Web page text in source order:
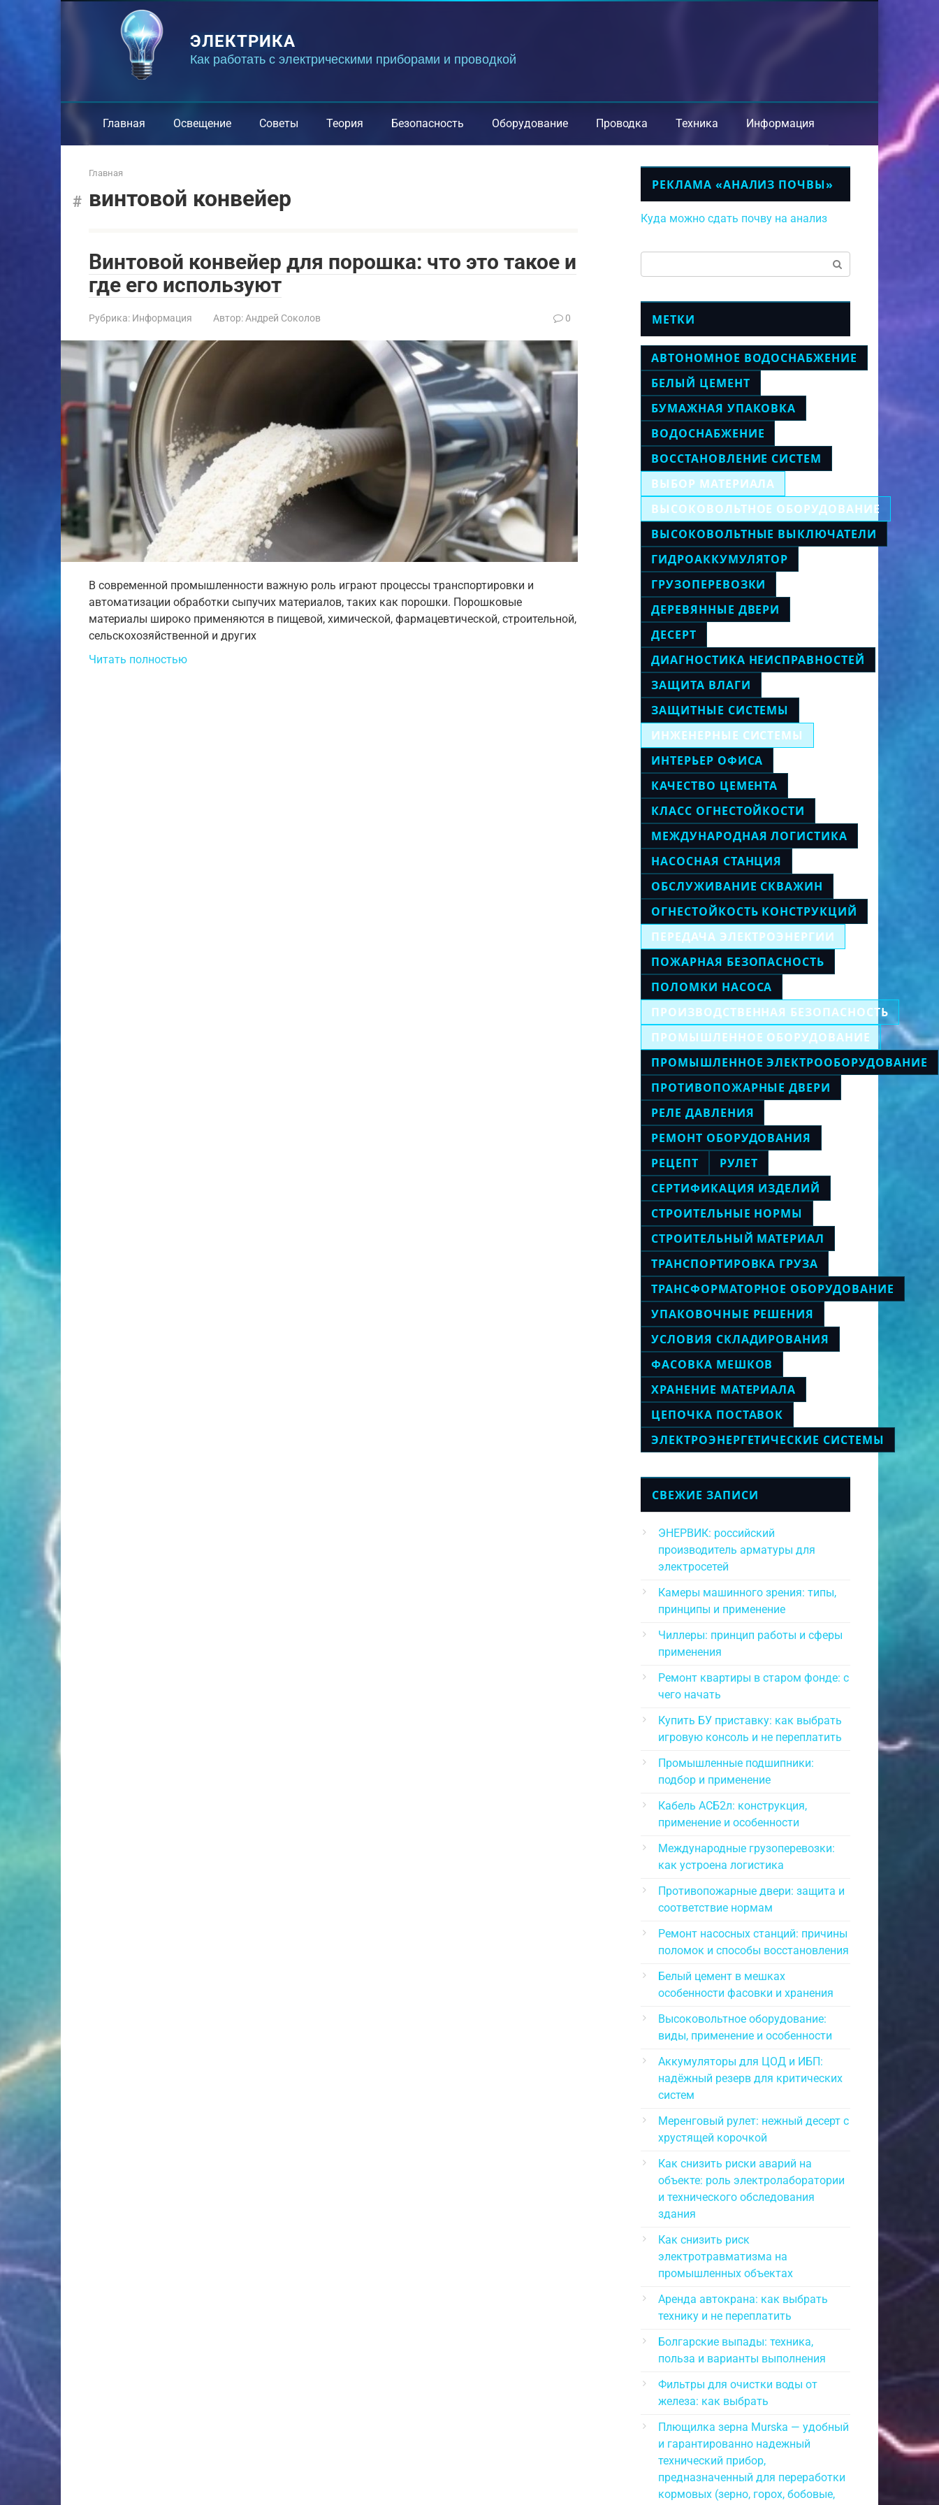
ЭЛЕКТРИКА
Как работать с электрическими приборами и проводкой
Главная Освещение Советы Теория Безопасность Оборудование Проводка Техника Информация
Главная
винтовой конвейер
Винтовой конвейер для порошка: что это такое и
где его используют
Рубрика: Информация Автор: Андрей Соколов 0
В современной промышленности важную роль играют процессы транспортировки и
автоматизации обработки сыпучих материалов, таких как порошки. Порошковые
материалы широко применяются в пищевой, химической, фармацевтической, строительной,
сельскохозяйственной и других
Читать полностью
РЕКЛАМА «АНАЛИЗ ПОЧВЫ»
Куда можно сдать почву на анализ
МЕТКИ
АВТОНОМНОЕ ВОДОСНАБЖЕНИЕ
БЕЛЫЙ ЦЕМЕНТ
БУМАЖНАЯ УПАКОВКА
ВОДОСНАБЖЕНИЕ
ВОССТАНОВЛЕНИЕ СИСТЕМ
ВЫБОР МАТЕРИАЛА
ВЫСОКОВОЛЬТНОЕ ОБОРУДОВАНИЕ
ВЫСОКОВОЛЬТНЫЕ ВЫКЛЮЧАТЕЛИ
ГИДРОАККУМУЛЯТОР
ГРУЗОПЕРЕВОЗКИ
ДЕРЕВЯННЫЕ ДВЕРИ
ДЕСЕРТ
ДИАГНОСТИКА НЕИСПРАВНОСТЕЙ
ЗАЩИТА ВЛАГИ
ЗАЩИТНЫЕ СИСТЕМЫ
ИНЖЕНЕРНЫЕ СИСТЕМЫ
ИНТЕРЬЕР ОФИСА
КАЧЕСТВО ЦЕМЕНТА
КЛАСС ОГНЕСТОЙКОСТИ
МЕЖДУНАРОДНАЯ ЛОГИСТИКА
НАСОСНАЯ СТАНЦИЯ
ОБСЛУЖИВАНИЕ СКВАЖИН
ОГНЕСТОЙКОСТЬ КОНСТРУКЦИЙ
ПЕРЕДАЧА ЭЛЕКТРОЭНЕРГИИ
ПОЖАРНАЯ БЕЗОПАСНОСТЬ
ПОЛОМКИ НАСОСА
ПРОИЗВОДСТВЕННАЯ БЕЗОПАСНОСТЬ
ПРОМЫШЛЕННОЕ ОБОРУДОВАНИЕ
ПРОМЫШЛЕННОЕ ЭЛЕКТРООБОРУДОВАНИЕ
ПРОТИВОПОЖАРНЫЕ ДВЕРИ
РЕЛЕ ДАВЛЕНИЯ
РЕМОНТ ОБОРУДОВАНИЯ
РЕЦЕПТ
РУЛЕТ
СЕРТИФИКАЦИЯ ИЗДЕЛИЙ
СТРОИТЕЛЬНЫЕ НОРМЫ
СТРОИТЕЛЬНЫЙ МАТЕРИАЛ
ТРАНСПОРТИРОВКА ГРУЗА
ТРАНСФОРМАТОРНОЕ ОБОРУДОВАНИЕ
УПАКОВОЧНЫЕ РЕШЕНИЯ
УСЛОВИЯ СКЛАДИРОВАНИЯ
ФАСОВКА МЕШКОВ
ХРАНЕНИЕ МАТЕРИАЛА
ЦЕПОЧКА ПОСТАВОК
ЭЛЕКТРОЭНЕРГЕТИЧЕСКИЕ СИСТЕМЫ
СВЕЖИЕ ЗАПИСИ
ЭНЕРВИК: российский
производитель арматуры для
электросетей
Камеры машинного зрения: типы,
принципы и применение
Чиллеры: принцип работы и сферы
применения
Ремонт квартиры в старом фонде: с
чего начать
Купить БУ приставку: как выбрать
игровую консоль и не переплатить
Промышленные подшипники:
подбор и применение
Кабель АСБ2л: конструкция,
применение и особенности
Международные грузоперевозки:
как устроена логистика
Противопожарные двери: защита и
соответствие нормам
Ремонт насосных станций: причины
поломок и способы восстановления
Белый цемент в мешках
особенности фасовки и хранения
Высоковольтное оборудование:
виды, применение и особенности
Аккумуляторы для ЦОД и ИБП:
надёжный резерв для критических
систем
Меренговый рулет: нежный десерт с
хрустящей корочкой
Как снизить риски аварий на
объекте: роль электролаборатории
и технического обследования
здания
Как снизить риск
электротравматизма на
промышленных объектах
Аренда автокрана: как выбрать
технику и не переплатить
Болгарские выпады: техника,
польза и варианты выполнения
Фильтры для очистки воды от
железа: как выбрать
Плющилка зерна Murska — удобный
и гарантированно надежный
технический прибор,
предназначенный для переработки
кормовых (зерно, горох, бобовые,